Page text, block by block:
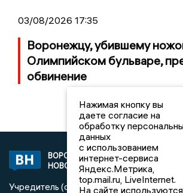
03/08/2026 17:35
Воронежцу, убившему
Олимпийском бульваре,
обвинение
ВОРОНЕЖСКИЕ
НОВОСТИ
2019 ©
«Воронежские
Учредитель (соучредители): Общество с
Нажимая кнопку вы
даете согласие на
обработку
данных
с использованием
интернет-сервиса
Яндекс.Метрика,
top.mail.ru, LiveInternet.
На сайте используются